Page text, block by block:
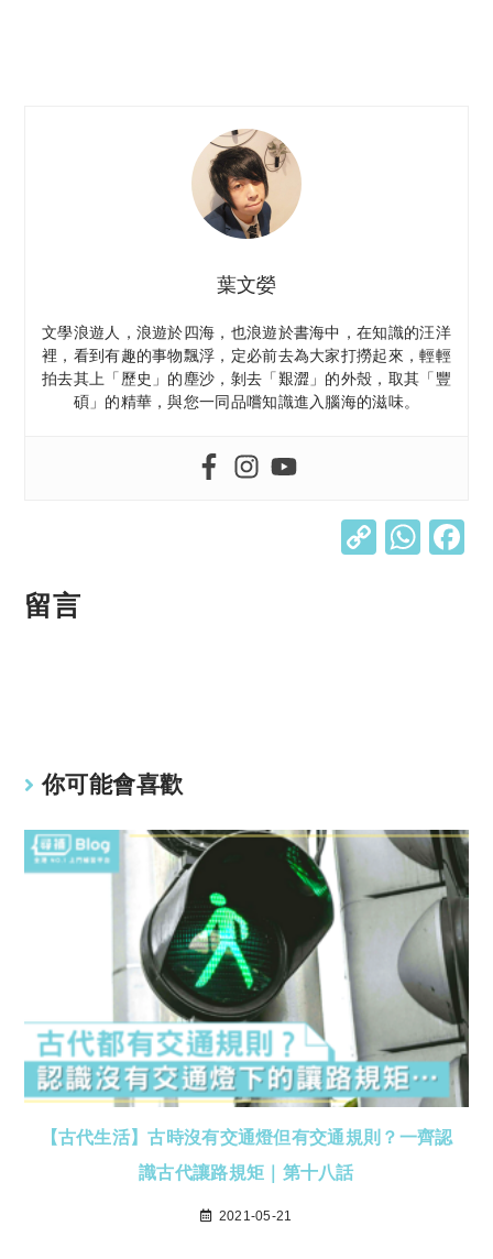
葉文嫈
文學浪遊人，浪遊於四海，也浪遊於書海中，在知識的汪洋
裡，看到有趣的事物飄浮，定必前去為大家打撈起來，輕輕
拍去其上「歷史」的塵沙，剝去「艱澀」的外殼，取其「豐
碩」的精華，與您一同品嚐知識進入腦海的滋味。
C W
留言
你可能會喜歡
【古代生活】古時沒有交通燈但有交通規則？一齊認
識古代讓路規矩｜第十八話
2021-05-21